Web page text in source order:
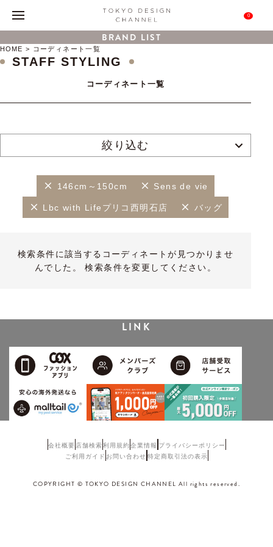
0
BRAND LIST
HOME コーディネート一覧
STAFF STYLING
コーディネート一覧
絞り込む
146cm～150cm Sens de vie
Lbc with Lifeプリコ西明石店 バッグ
検索条件に該当するコーディネートが見つかりませ
んでした。 検索条件を変更してください。
LINK
会社概要 店舗検索利用規約企業情報 プライバシーポリシー
ご利用ガイド お問い合わせ 特定商取引法の表示
COPYRIGHT © TOKYO DESIGN CHANNEL All rights reserved.